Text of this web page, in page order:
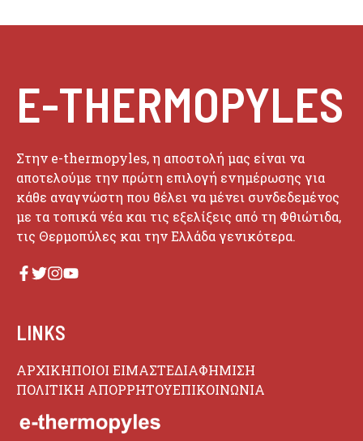
E-THERMOPYLES
Στην e-thermopyles, η αποστολή μας είναι να
αποτελούμε την πρώτη επιλογή ενημέρωσης για
κάθε αναγνώστη που θέλει να μένει συνδεδεμένος
με τα τοπικά νέα και τις εξελίξεις από τη Φθιώτιδα,
τις Θερμοπύλες και την Ελλάδα γενικότερα.
LINKS
ΑΡΧΙΚΗΠΟΙΟΙ ΕΙΜΑΣΤΕΔΙΑΦΗΜΙΣΗ
ΠΟΛΙΤΙΚΗ ΑΠΟΡΡΗΤΟΥΕΠΙΚΟΙΝΩΝΙΑ